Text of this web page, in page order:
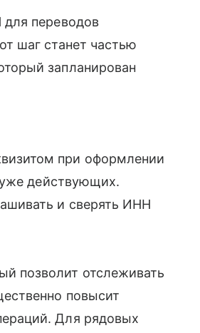
для переводов
шаг станет частью
запланирован
при оформлении
уже действующих.
и сверять ИНН
позволит отслеживать
повысит
Для рядовых